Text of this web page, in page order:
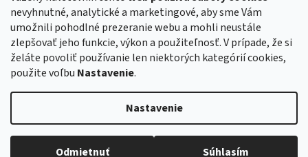
nevyhnutné, analytické a marketingové, aby sme Vám
umožnili pohodlné prezeranie webu a mohli neustále
zlepšovať jeho funkcie, výkon a použiteľnosť. V prípade, že si
želáte povoliť používanie len niektorých kategórií cookies,
použite voľbu Nastavenie.
Nastavenie
Odmietnuť Súhlasím
+421 903 144 673
Copyright 2026ZuziHračky.sk. Všetky práva vyhradené.Upraviť
nastavenie cookies